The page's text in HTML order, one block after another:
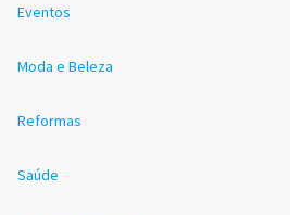
Eventos
Moda e Beleza
Reformas
Saúde